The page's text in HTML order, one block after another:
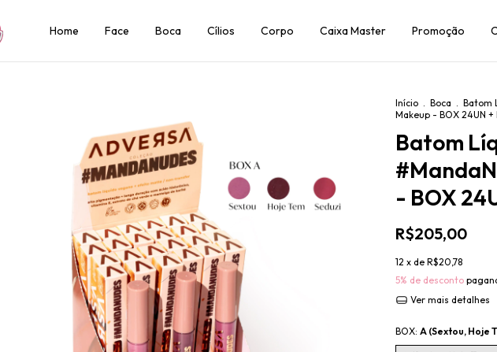
Home Face Boca Cílios Corpo Caixa Master Promoção
Início . Boca . Batom
Makeup - BOX 24UN +
Batom
- BOX
R$205,00
12 x de R$20,78
5% de desconto
Ver mais detalhes
BOX: A (Sextou, Hoje